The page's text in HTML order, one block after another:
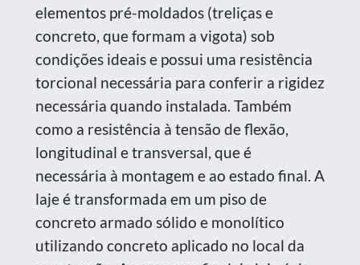
elementos pré-moldados (treliças e
concreto, que formam a vigota) sob
condições ideais e possui uma resistência
torcional necessária para conferir a rigidez
necessária quando instalada. Também
como a resistência à tensão de flexão,
longitudinal e transversal, que é
necessária à montagem e ao estado final. A
laje é transformada em um piso de
concreto armado sólido e monolítico
utilizando concreto aplicado no local da